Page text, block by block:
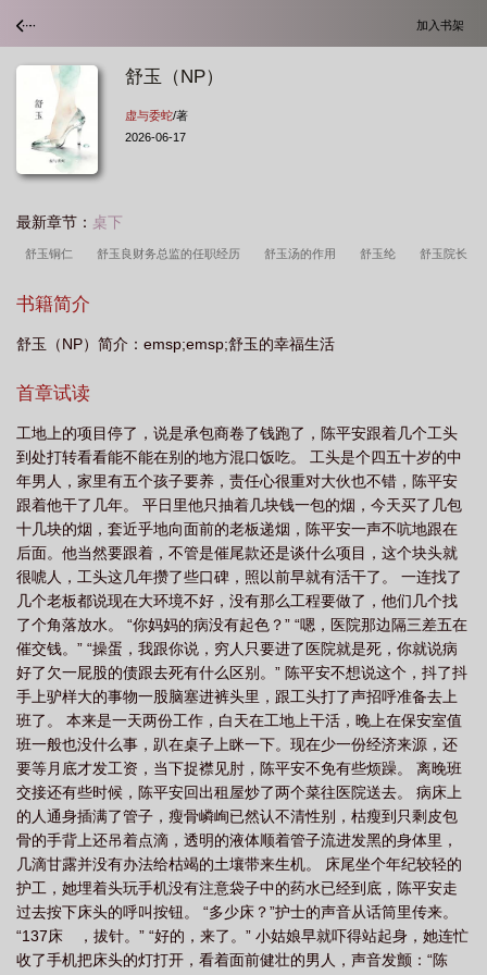
加入书架
舒玉（NP）
虚与委蛇/著
2026-06-17
最新章节： 桌下
舒玉铜仁 舒玉良财务总监的任职经历 舒玉汤的作用 舒玉纶 舒玉院长
兰 舒玉林
生 舒玉平消防 舒玉春个人简介 舒玉古法酱肉店这名字怎么样
西 舒玉蓉 舒玉璋 舒美玉全集免费阅读 舒雨 舒宇 舒玉瓒
韵 宋舒玉 舒玉by 舒玉恒简历及个人资料 舒玉强 承德 舒玉
明 舒郁汤的作用 舒玉波 舒玉芬太行中学 舒玉女心经 舒玉 舒玉
辉 舒舒玉石 舒玉鑫 舒美玉 舒怀玉是谁 舒玉民个人资料简介
钰和沈什么的 舒玉婷 舒玉海 舒玉宁药膏 舒玉清 舒玉琴 舒玉汤
的功效 舒月的 舒玉平 舒钰的 舒玉莹 男主叫舒钰 舒玉是什么意
思 舒玉春书法 舒悦 舒匀 舒玉景 舒玉婷个人简历 舒玉纶个人资
料及简历 舒玉名字的含义是什么 舒珏 舒玉其 舒玉春桐庐 舒玉舒雁
薛麟云谣 舒玉兰沈延仲免费阅读 舒玉林烈士 百味娇宠谢闻琅 舒玉泰中
将 舒麌的 舒玉娇 舒玉春简介 舒玉成 舒玉泰将军的简历 舒玉泰
舒玉最新消息今天 舒玉软旨
书籍简介
舒玉（NP）简介：emsp;emsp;舒玉的幸福生活
首章试读
工地上的项目停了，说是承包商卷了钱跑了，陈平安跟着几个工头
到处打转看看能不能在别的地方混口饭吃。 工头是个四五十岁的中
年男人，家里有五个孩子要养，责任心很重对大伙也不错，陈平安
跟着他干了几年。 平日里他只抽着几块钱一包的烟，今天买了几包
十几块的烟，套近乎地向面前的老板递烟，陈平安一声不吭地跟在
后面。他当然要跟着，不管是催尾款还是谈什么项目，这个块头就
很唬人，工头这几年攒了些口碑，照以前早就有活干了。 一连找了
几个老板都说现在大环境不好，没有那么工程要做了，他们几个找
了个角落放水。 “你妈妈的病没有起色？” “嗯，医院那边隔三差五在
催交钱。” “操蛋，我跟你说，穷人只要进了医院就是死，你就说病
好了欠一屁股的债跟去死有什么区别。” 陈平安不想说这个，抖了抖
手上驴样大的事物一股脑塞进裤头里，跟工头打了声招呼准备去上
班了。 本来是一天两份工作，白天在工地上干活，晚上在保安室值
班一般也没什么事，趴在桌子上眯一下。现在少一份经济来源，还
要等月底才发工资，当下捉襟见肘，陈平安不免有些烦躁。 离晚班
交接还有些时候，陈平安回出租屋炒了两个菜往医院送去。 病床上
的人通身插满了管子，瘦骨嶙峋已然认不清性别，枯瘦到只剩皮包
骨的手背上还吊着点滴，透明的液体顺着管子流进发黑的身体里，
几滴甘露并没有办法给枯竭的土壤带来生机。 床尾坐个年纪较轻的
护工，她埋着头玩手机没有注意袋子中的药水已经到底，陈平安走
过去按下床头的呼叫按钮。 “多少床？”护士的声音从话筒里传来。
“137床 ，拔针。” “好的，来了。” 小姑娘早就吓得站起身，她连忙
收了手机把床头的灯打开，看着面前健壮的男人，声音发颤：“陈